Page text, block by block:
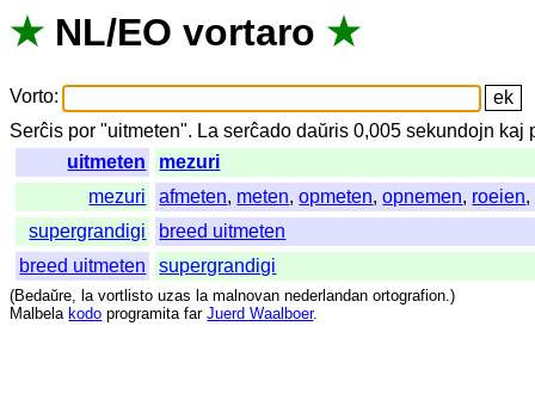
★ NL/EO vortaro ★
Vorto:
Serĉis por "uitmeten". La serĉado daŭris 0,005sekundojn kaj
uitmeten
mezuri
mezuri
afmeten, meten,opmeten,opnemen, roeien,
supergrandigi
breed uitmeten
breed uitmeten
supergrandigi
(Bedaŭre, la vortlisto uzas la malnovan nederlandan ortografion.)
Malbela kodo programita far Juerd Waalboer.